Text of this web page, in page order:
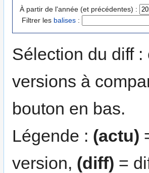
À partir de l'année (et précédentes) :
Filtrer les balises :
Sélection du diff
versions à
bouton en bas.
Légende : (actu)
version, (diff) =